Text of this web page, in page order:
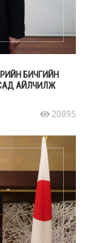
БИЧГИЙН
АЙЛЧИЛЖ
20895